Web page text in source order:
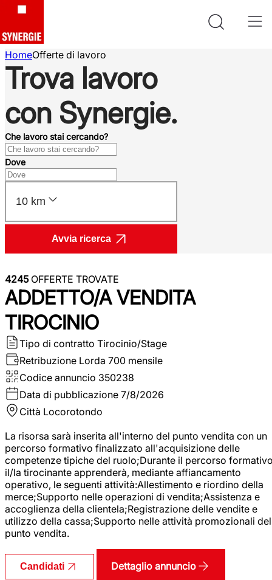
HomeOfferte di lavoro
Trova lavoro
con Synergie.
Che lavoro stai cercando?
Dove
10 km
Avvia ricerca
4245OFFERTE TROVATE
ADDETTO/A VENDITA
TIROCINIO
Tipo di contratto Tirocinio/Stage
Retribuzione Lorda 700 mensile
Codice annuncio 350238
Data di pubblicazione 7/8/2026
Città Locorotondo
La risorsa sarà inserita all'interno del punto vendita con un
percorso formativo finalizzato all'acquisizione delle
competenze tipiche del ruolo;Durante il percorso
il/la tirocinante apprenderà, mediante affiancamento
operativo, le seguenti attività:Allestimento e riordino della
merce;Supporto nelle operazioni di vendita;Assistenza e
accoglienza della clientela;Registrazione delle vendite e
utilizzo della cassa;Supporto nelle attività promozionali del
punto vendita.
Candidati Dettaglio annuncio